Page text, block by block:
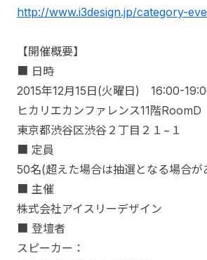
http://www.i3design.jp/category-
【開催概要】
■ 日時
2015年12月15日(火曜日) 16:00-
ヒカリエカンファレンス11階RoomD
東京都渋谷区渋谷２丁目２１−１
■ 定員
50名(超えた場合は抽選となる場合が
■ 主催
株式会社アイスリーデザイン
■ 登壇者
スピーカー：